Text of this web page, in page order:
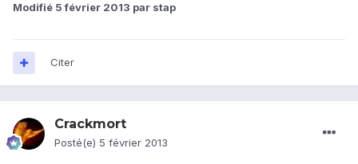
Modifié 5 février 2013 par stap
Citer
Crackmort
Posté(e) 5 février 2013